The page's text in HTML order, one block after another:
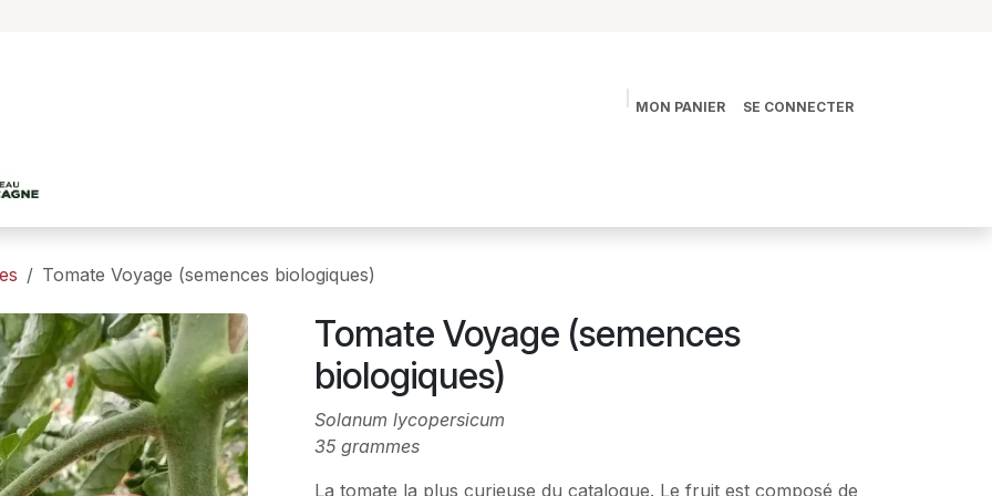
MON PANIER SE CONNECTER
Tomate Voyage (semences biologiques)
Tomate Voyage (semences
biologiques)
Solanum lycopersicum
35 grammes
La tomate la plus curieuse du catalogue. Le fruit est composé de